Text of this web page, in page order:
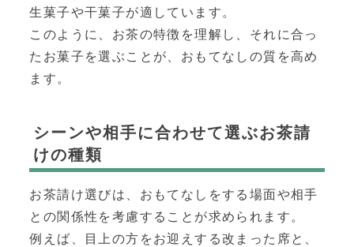
生菓子や干菓子が適しています。
このように、お茶の特徴を理解し、それに合っ
たお菓子を選ぶことが、おもてなしの質を高め
ます。
シーンや相手に合わせて選ぶお茶請
けの種類
お茶請け選びは、おもてなしをする場面や相手
との関係性を考慮することが求められます。
例えば、目上の方をお迎えする改まった席と、